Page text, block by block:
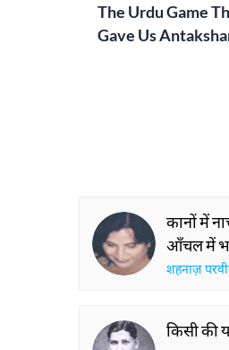
The Urdu Game
Gave Us
कानों में
आँचल में
शहनाज़
किसी की